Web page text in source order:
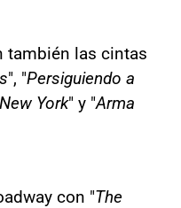
también las cintas
", "Persiguiendo a
York" y "Arma
con "The